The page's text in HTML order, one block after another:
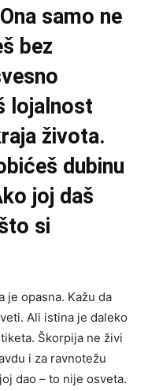
samo ne
bez
lojalnost
života.
dubinu
joj daš
si
je opasna. Kažu da
Ali istina je daleko
Škorpija ne živi
i za ravnotežu
dao – to nije osveta.